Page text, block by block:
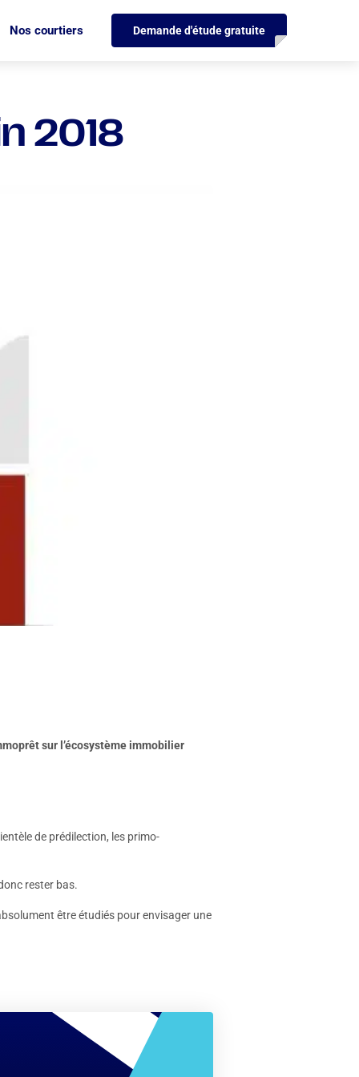
Nos courtiers Demande d'étude gratuite
2018
sur l’écosystème immobilier
de prédilection, les primo-
rester bas.
être étudiés pour envisager une